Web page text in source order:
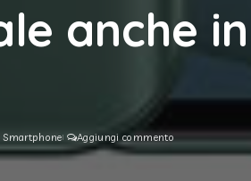
anche in
Smartphone
Aggiungi commento